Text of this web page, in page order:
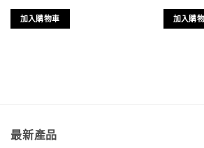
加入購物車 加入購
最新產品